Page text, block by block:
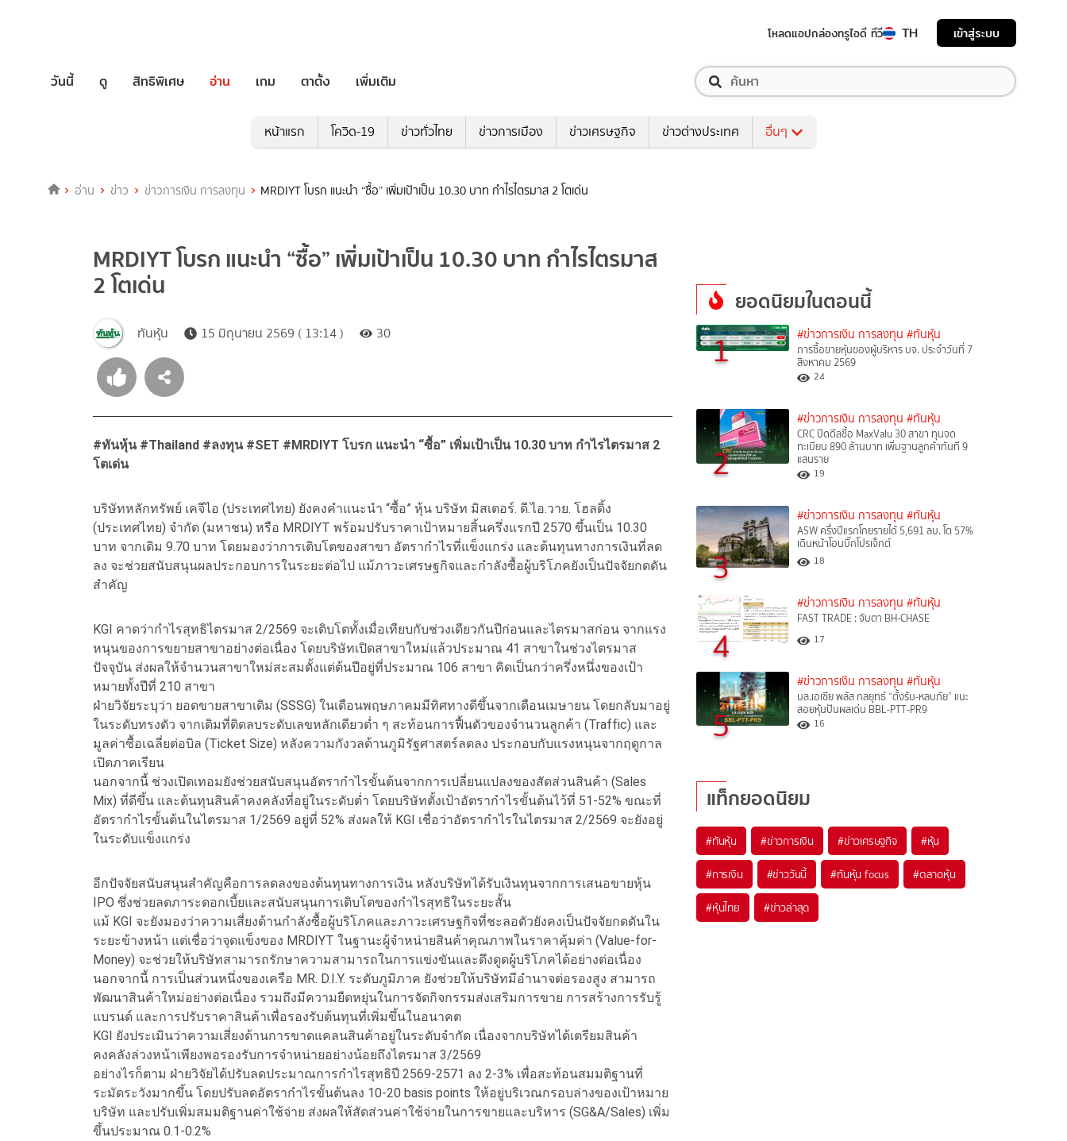
โหลดแอปกล่องทรูไอดี ทีวี TH เข้าสู่ระบบ
วันนี้ ดู สิทธิพิเศษ อ่าน เกม ตาตั้ง เพิ่มเติม
หน้าแรก โควิด-19 ข่าวทั่วไทย ข่าวการเมือง ข่าวเศรษฐกิจ ข่าวต่างประเทศ อื่นๆ
อ่าน ข่าว ข่าวการเงิน การลงทุน MRDIYT โบรก แนะนำ “ซื้อ” เพิ่มเป้าเป็น 10.30 บาท กำไรไตรมาส 2 โตเด่น
MRDIYT โบรก แนะนำ “ซื้อ” เพิ่มเป้าเป็น 10.30 บาท กำไรไตรมาส
2 โตเด่น
ทันหุ้น 15 มิถุนายน 2569 ( 13:14 ) 30
#ทันหุ้น #Thailand #ลงทุน #SET #MRDIYT โบรก แนะนำ “ซื้อ” เพิ่มเป้าเป็น 10.30 บาท กำไรไตรมาส 2
โตเด่น
บริษัทหลักทรัพย์ เคจีไอ (ประเทศไทย) ยังคงคำแนะนำ “ซื้อ” หุ้น บริษัท มิสเตอร์. ดี.ไอ.วาย. โฮลดิ้ง
(ประเทศไทย) จำกัด (มหาชน) หรือ MRDIYT พร้อมปรับราคาเป้าหมายสิ้นครึ่งแรกปี 2570 ขึ้นเป็น 10.30
บาท จากเดิม 9.70 บาท โดยมองว่าการเติบโตของสาขา อัตรากำไรที่แข็งแกร่ง และต้นทุนทางการเงินที่ลด
ลง จะช่วยสนับสนุนผลประกอบการในระยะต่อไป แม้ภาวะเศรษฐกิจและกำลังซื้อผู้บริโภคยังเป็นปัจจัยกดดัน
สำคัญ
KGI คาดว่ากำไรสุทธิไตรมาส 2/2569 จะเติบโตทั้งเมื่อเทียบกับช่วงเดียวกันปีก่อนและไตรมาสก่อน จากแรง
หนุนของการขยายสาขาอย่างต่อเนื่อง โดยบริษัทเปิดสาขาใหม่แล้วประมาณ 41 สาขาในช่วงไตรมาส
ปัจจุบัน ส่งผลให้จำนวนสาขาใหม่สะสมตั้งแต่ต้นปีอยู่ที่ประมาณ 106 สาขา คิดเป็นกว่าครึ่งหนึ่งของเป้า
หมายทั้งปีที่ 210 สาขา
ฝ่ายวิจัยระบุว่า ยอดขายสาขาเดิม (SSSG) ในเดือนพฤษภาคมมีทิศทางดีขึ้นจากเดือนเมษายน โดยกลับมาอยู่
ในระดับทรงตัว จากเดิมที่ติดลบระดับเลขหลักเดียวต่ำ ๆ สะท้อนการฟื้นตัวของจำนวนลูกค้า (Traffic) และ
มูลค่าซื้อเฉลี่ยต่อบิล (Ticket Size) หลังความกังวลด้านภูมิรัฐศาสตร์ลดลง ประกอบกับแรงหนุนจากฤดูกาล
เปิดภาคเรียน
นอกจากนี้ ช่วงเปิดเทอมยังช่วยสนับสนุนอัตรากำไรขั้นต้นจากการเปลี่ยนแปลงของสัดส่วนสินค้า (Sales
Mix) ที่ดีขึ้น และต้นทุนสินค้าคงคลังที่อยู่ในระดับต่ำ โดยบริษัทตั้งเป้าอัตรากำไรขั้นต้นไว้ที่ 51-52% ขณะที่
อัตรากำไรขั้นต้นในไตรมาส 1/2569 อยู่ที่ 52% ส่งผลให้ KGI เชื่อว่าอัตรากำไรในไตรมาส 2/2569 จะยังอยู่
ในระดับแข็งแกร่ง
อีกปัจจัยสนับสนุนสำคัญคือการลดลงของต้นทุนทางการเงิน หลังบริษัทได้รับเงินทุนจากการเสนอขายหุ้น
IPO ซึ่งช่วยลดภาระดอกเบี้ยและสนับสนุนการเติบโตของกำไรสุทธิในระยะสั้น
แม้ KGI จะยังมองว่าความเสี่ยงด้านกำลังซื้อผู้บริโภคและภาวะเศรษฐกิจที่ชะลอตัวยังคงเป็นปัจจัยกดดันใน
ระยะข้างหน้า แต่เชื่อว่าจุดแข็งของ MRDIYT ในฐานะผู้จำหน่ายสินค้าคุณภาพในราคาคุ้มค่า (Value-for-
Money) จะช่วยให้บริษัทสามารถรักษาความสามารถในการแข่งขันและดึงดูดผู้บริโภคได้อย่างต่อเนื่อง
นอกจากนี้ การเป็นส่วนหนึ่งของเครือ MR. D.I.Y. ระดับภูมิภาค ยังช่วยให้บริษัทมีอำนาจต่อรองสูง สามารถ
พัฒนาสินค้าใหม่อย่างต่อเนื่อง รวมถึงมีความยืดหยุ่นในการจัดกิจกรรมส่งเสริมการขาย การสร้างการรับรู้
แบรนด์ และการปรับราคาสินค้าเพื่อรองรับต้นทุนที่เพิ่มขึ้นในอนาคต
KGI ยังประเมินว่าความเสี่ยงด้านการขาดแคลนสินค้าอยู่ในระดับจำกัด เนื่องจากบริษัทได้เตรียมสินค้า
คงคลังล่วงหน้าเพียงพอรองรับการจำหน่ายอย่างน้อยถึงไตรมาส 3/2569
อย่างไรก็ตาม ฝ่ายวิจัยได้ปรับลดประมาณการกำไรสุทธิปี 2569-2571 ลง 2-3% เพื่อสะท้อนสมมติฐานที่
ระมัดระวังมากขึ้น โดยปรับลดอัตรากำไรขั้นต้นลง 10-20 basis points ให้อยู่บริเวณกรอบล่างของเป้าหมาย
บริษัท และปรับเพิ่มสมมติฐานค่าใช้จ่าย ส่งผลให้สัดส่วนค่าใช้จ่ายในการขายและบริหาร (SG&A/Sales) เพิ่ม
ขึ้นประมาณ 0.1-0.2%
ยอดนิยมในตอนนี้
1 #ข่าวการเงิน การลงทุน #ทันหุ้น
การซื้อขายหุ้นของผู้บริหาร บจ. ประจำวันที่ 7
สิงหาคม 2569
24
2
#ข่าวการเงิน การลงทุน #ทันหุ้น
CRC ปิดดีลซื้อ MaxValu 30 สาขา ทุนจด
ทะเบียน 890 ล้านบาท เพิ่มฐานลูกค้าทันที 9
แสนราย
19
3
#ข่าวการเงิน การลงทุน #ทันหุ้น
ASW ครึ่งปีแรกโกยรายได้ 5,691 ลบ. โต 57%
เดินหน้าโอนบิ๊กโปรเจ็กต์
18
4
#ข่าวการเงิน การลงทุน #ทันหุ้น
FAST TRADE : จับตา BH-CHASE
17
5
#ข่าวการเงิน การลงทุน #ทันหุ้น
บล.เอเซีย พลัส กลยุทธ์ “ตั้งรับ-หลบภัย” แนะ
สอยหุ้นปันผลเด่น BBL-PTT-PR9
16
แท็กยอดนิยม
#ทันหุ้น #ข่าวการเงิน #ข่าวเศรษฐกิจ #หุ้น
#การเงิน #ข่าววันนี้ #ทันหุ้น focus #ตลาดหุ้น
#หุ้นไทย #ข่าวล่าสุด